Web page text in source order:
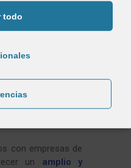
todo
con empresas de
un amplio y